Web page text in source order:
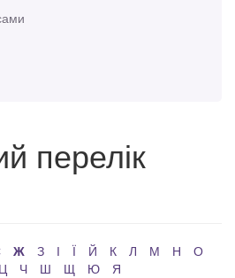
перелік
Ж З І Ї Й К Л М Н
О
Ц Ч Ш Щ Ю Я